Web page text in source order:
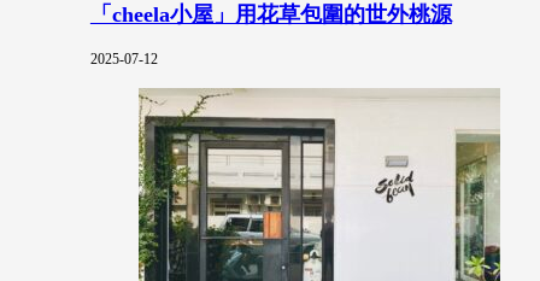
「cheela小屋」用花草包圍的世外桃源
2025-07-12